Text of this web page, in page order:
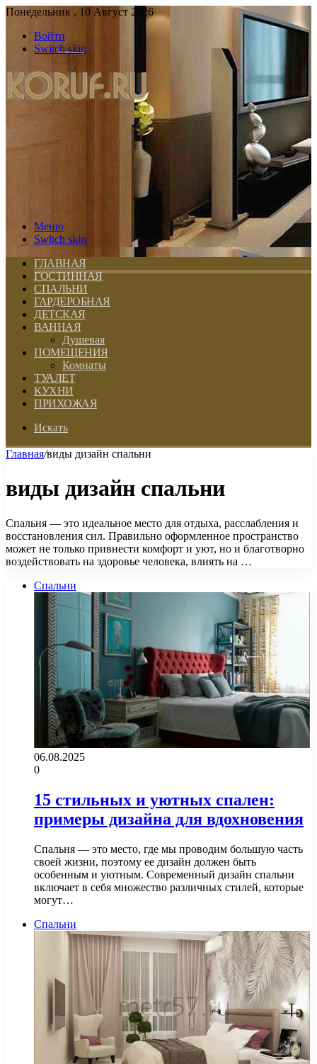
Понедельник , 10 Август 2026
Войти
Switch skin
Меню
Switch skin
ГЛАВНАЯ
ГОСТИННАЯ
СПАЛЬНИ
ГАРДЕРОБНАЯ
ДЕТСКАЯ
ВАННАЯ
Душевая
ПОМЕЩЕНИЯ
Комнаты
ТУАЛЕТ
КУХНИ
ПРИХОЖАЯ
Искать
Главная/виды дизайн спальни
виды дизайн спальни
Спальня — это идеальное место для отдыха, расслабления и
восстановления сил. Правильно оформленное пространство
может не только привнести комфорт и уют, но и благотворно
воздействовать на здоровье человека, влиять на …
Спальни
06.08.2025
0
15 стильных и уютных спален:
примеры дизайна для вдохновения
Спальня — это место, где мы проводим большую часть
своей жизни, поэтому ее дизайн должен быть
особенным и уютным. Современный дизайн спальни
включает в себя множество различных стилей, которые
могут…
Спальни